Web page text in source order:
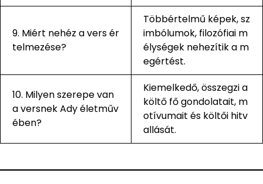
9. Miért nehéz a vers ér
telmezése?
Többértelmű képek, sz
imbólumok, filozófiai m
élységek nehezítik a m
egértést.
10. Milyen szerepe van
a versnek Ady életműv
ében?
Kiemelkedő, összegzi a
költő fő gondolatait, m
otívumait és költői hitv
allását.